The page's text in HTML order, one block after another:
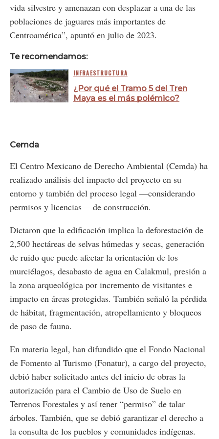
vida silvestre y amenazan con desplazar a una de las
poblaciones de jaguares más importantes de
Centroamérica”, apuntó en julio de 2023.
Te recomendamos:
INFRAESTRUCTURA
¿Por qué el Tramo 5 del Tren
Maya es el más polémico?
Cemda
El Centro Mexicano de Derecho Ambiental (Cemda) ha
realizado análisis del impacto del proyecto en su
entorno y también del proceso legal —considerando
permisos y licencias— de construcción.
Dictaron que la edificación implica la deforestación de
2,500 hectáreas de selvas húmedas y secas, generación
de ruido que puede afectar la orientación de los
murciélagos, desabasto de agua en Calakmul, presión a
la zona arqueológica por incremento de visitantes e
impacto en áreas protegidas. También señaló la pérdida
de hábitat, fragmentación, atropellamiento y bloqueos
de paso de fauna.
En materia legal, han difundido que el Fondo Nacional
de Fomento al Turismo (Fonatur), a cargo del proyecto,
debió haber solicitado antes del inicio de obras la
autorización para el Cambio de Uso de Suelo en
Terrenos Forestales y así tener “permiso” de talar
árboles. También, que se debió garantizar el derecho a
la consulta de los pueblos y comunidades indígenas.